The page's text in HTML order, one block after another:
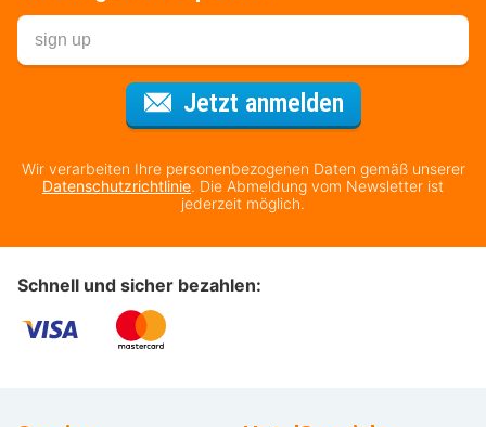
Jetzt anmeldenFür den
Wir verarbeiten Ihre personenbezogenen Daten gemäß unserer
Datenschutzrichtlinie. Die Abmeldung vom Newsletter ist
jederzeit möglich.
Schnell und sicher bezahlen: